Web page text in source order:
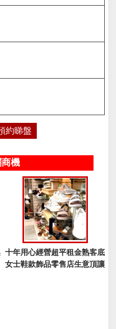
約睇盤
機
十年用心經營超平租金熟客底
女士鞋款飾品零售店生意頂讓